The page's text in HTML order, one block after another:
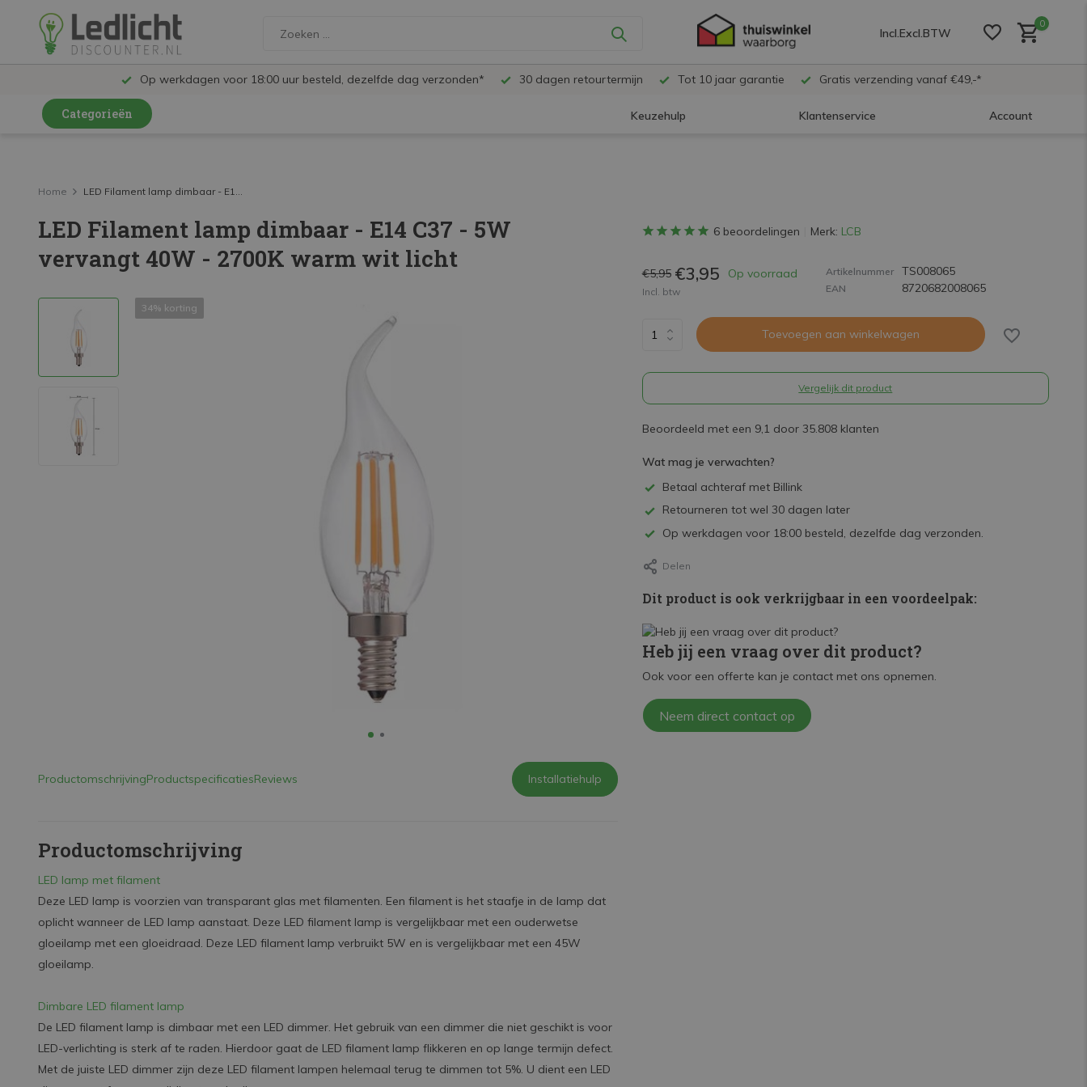
Incl.Excl.BTW
0
Op werkdagen voor 18:00 uur besteld, dezelfde dag verzonden* 30 dagen retourtermijn Tot 10 jaar garantie Gratis verzending vanaf €49,-*
Categorieën Keuzehulp Klantenservice Account
LED Railspots
LED Panelen
LED Schijnwerpers
Decoratieve verlichting
LED Buitenverlichting
LED Noodverlichting
Home LED Filament lamp dimbaar - E1...
LED Filament lamp dimbaar - E14 C37 - 5W
vervangt 40W - 2700K warm wit licht
34% korting
ProductomschrijvingProductspecificatiesReviews Installatiehulp
Productomschrijving
LED lamp met filament
Deze LED lamp is voorzien van transparant glas met filamenten. Een filament is het staafje in de lamp dat
oplicht wanneer de LED lamp aanstaat. Deze LED filament lamp is vergelijkbaar met een ouderwetse
gloeilamp met een gloeidraad. Deze LED filament lamp verbruikt 5W en is vergelijkbaar met een 45W
gloeilamp.
Dimbare LED filament lamp
De LED filament lamp is dimbaar met een LED dimmer. Het gebruik van een dimmer die niet geschikt is voor
LED-verlichting is sterk af te raden. Hierdoor gaat de LED filament lamp flikkeren en op lange termijn defect.
Met de juiste LED dimmer zijn deze LED filament lampen helemaal terug te dimmen tot 5%. U dient een LED
6 beoordelingen Merk: LCB
€5,95 €3,95 Op voorraad
Incl. btw
Artikelnummer TS008065
EAN 8720682008065
Toevoegen aan winkelwagen
Vergelijk dit product
Beoordeeld met een 9,1 door 35.808 klanten
Wat mag je verwachten?
Betaal achteraf met Billink
Retourneren tot wel 30 dagen later
Op werkdagen voor 18:00 besteld, dezelfde dag verzonden.
Delen
Dit product is ook verkrijgbaar in een voordeelpak:
Heb jij een vraag over dit product?
Ook voor een offerte kan je contact met ons opnemen.
Neem direct contact op